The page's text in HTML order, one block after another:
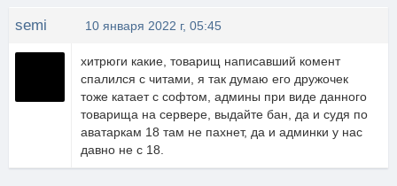
semi 10 января 2022 г, 05:45
хитрюги какие, товарищ написавший комент
спалился с читами, я так думаю его дружочек
тоже катает с софтом, админы при виде данного
товарища на сервере, выдайте бан, да и судя по
аватаркам 18 там не пахнет, да и админки у нас
давно не с 18.